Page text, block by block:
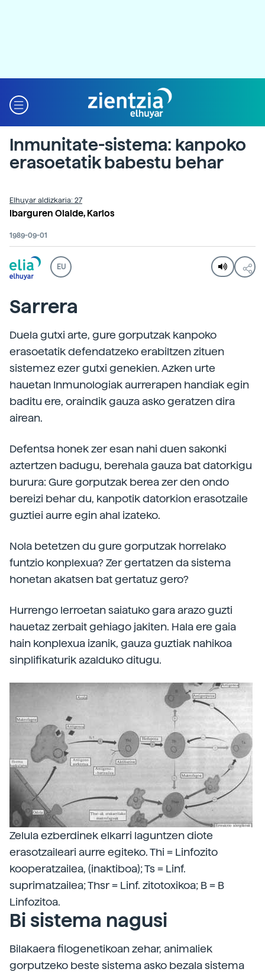
Inmunitate-sistema: kanpoko
erasoetatik babestu behar
Elhuyar aldizkaria: 27
Ibarguren Olalde, Karlos
1989-09-01
EU
Sarrera
Duela gutxi arte, gure gorputzak kanpoko
erasoetatik defendatzeko erabiltzen zituen
sistemez ezer gutxi genekien. Azken urte
hauetan Inmunologiak aurrerapen handiak egin
baditu ere, oraindik gauza asko geratzen dira
airean.
Defentsa honek zer esan nahi duen sakonki
aztertzen badugu, berehala gauza bat datorkigu
burura: Gure gorputzak berea zer den ondo
bereizi behar du, kanpotik datorkion erasotzaile
guztiei aurre egin ahal izateko.
Nola betetzen du gure gorputzak horrelako
funtzio konplexua? Zer gertatzen da sistema
honetan akatsen bat gertatuz gero?
Hurrengo lerroetan saiatuko gara arazo guzti
hauetaz zerbait gehiago jakiten. Hala ere gaia
hain konplexua izanik, gauza guztiak nahikoa
sinplifikaturik azalduko ditugu.
Zelula ezberdinek elkarri laguntzen diote
erasotzaileari aurre egiteko. Thi = Linfozito
kooperatzailea, (inaktiboa); Ts = Linf.
suprimatzailea; Thsr = Linf. zitotoxikoa; B = B
Linfozitoa.
Bi sistema nagusi
Bilakaera filogenetikoan zehar, animaliek
gorputzeko beste sistema asko bezala sistema